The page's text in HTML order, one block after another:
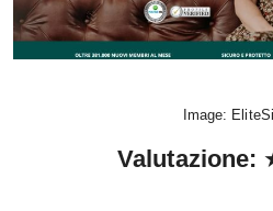
Image:
Valutazione: